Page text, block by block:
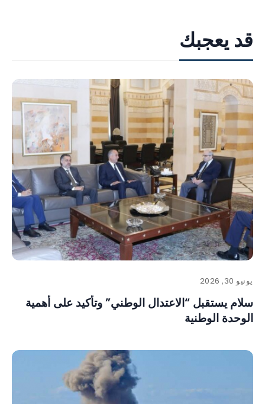
قد يعجبك
يونيو 30, 2026
سلام يستقبل “الاعتدال الوطني” وتأكيد على أهمية
الوحدة الوطنية